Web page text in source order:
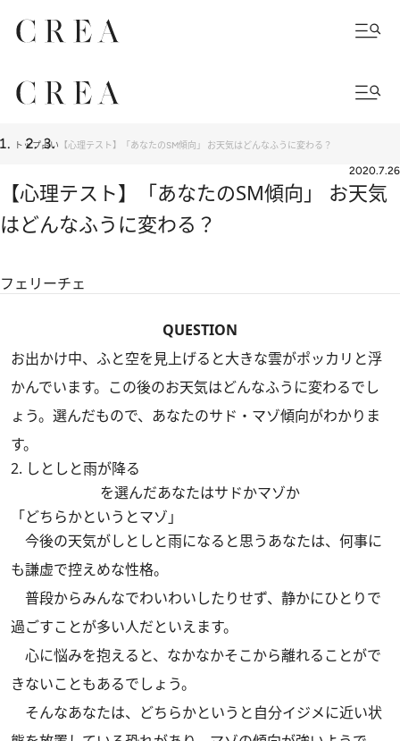
トップ占い 【心理テスト】「あなたのSM傾向」 お天気はどんなふうに変わる？
2020.7.26
【心理テスト】「あなたのSM傾向」 お天気
はどんなふうに変わる？
フェリーチェ
QUESTION
お出かけ中、ふと空を見上げると大きな雲がポッカリと浮
かんでいます。この後のお天気はどんなふうに変わるでし
ょう。選んだもので、あなたのサド・マゾ傾向がわかりま
す。
2. しとしと雨が降る
を選んだあなたはサドかマゾか
「どちらかというとマゾ」
今後の天気がしとしと雨になると思うあなたは、何事に
も謙虚で控えめな性格。
普段からみんなでわいわいしたりせず、静かにひとりで
過ごすことが多い人だといえます。
心に悩みを抱えると、なかなかそこから離れることがで
きないこともあるでしょう。
そんなあなたは、どちらかというと自分イジメに近い状